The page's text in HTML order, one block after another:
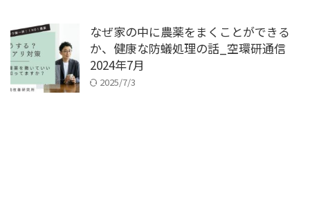
なぜ家の中に農薬をまくことができる
か、健康な防蟻処理の話_空環研通信
2024年7月
2025/7/3